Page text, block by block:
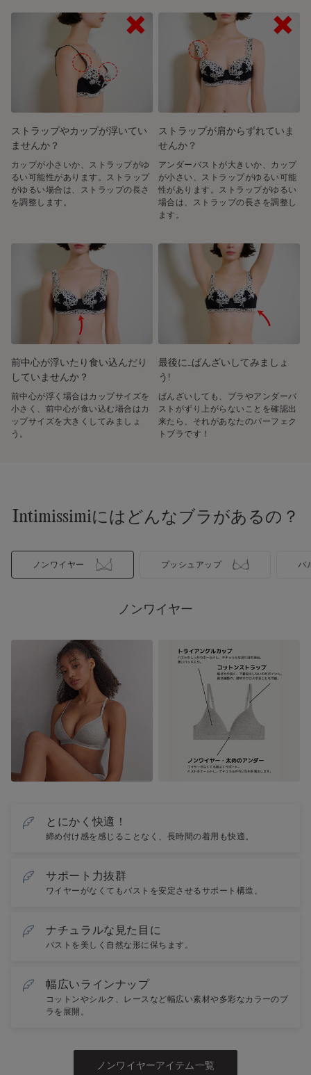
ストラップやカップが浮いてい
ませんか？
カップが小さいか、ストラップがゆ
るい可能性があります。ストラップ
がゆるい場合は、ストラップの長さ
を調整します。
ストラップが肩からずれていま
せんか？
アンダーバストが大きいか、カップ
が小さい、ストラップがゆるい可能
性があります。ストラップがゆるい
場合は、ストラップの長さを調整し
ます。
前中心が浮いたり食い込んだり
していませんか？
前中心が浮く場合はカップサイズを
小さく、前中心が食い込む場合はカ
ップサイズを大きくしてみましょ
う。
最後に…ばんざいしてみましょ
う!
ばんざいしても、ブラやアンダーバ
ストがずり上がらないことを確認出
来たら、それがあなたのパーフェク
トブラです！
Intimissimiにはどんなブラがあるの？
ノンワイヤー プッシュアップ バ
ノンワイヤー
とにかく快適！
締め付け感を感じることなく、長時間の着用も快適。
サポート力抜群
ワイヤーがなくてもバストを安定させるサポート構造。
ナチュラルな見た目に
バストを美しく自然な形に保ちます。
幅広いラインナップ
コットンやシルク、レースなど幅広い素材や多彩なカラーのブ
ラを展開。
ノンワイヤーアイテム一覧